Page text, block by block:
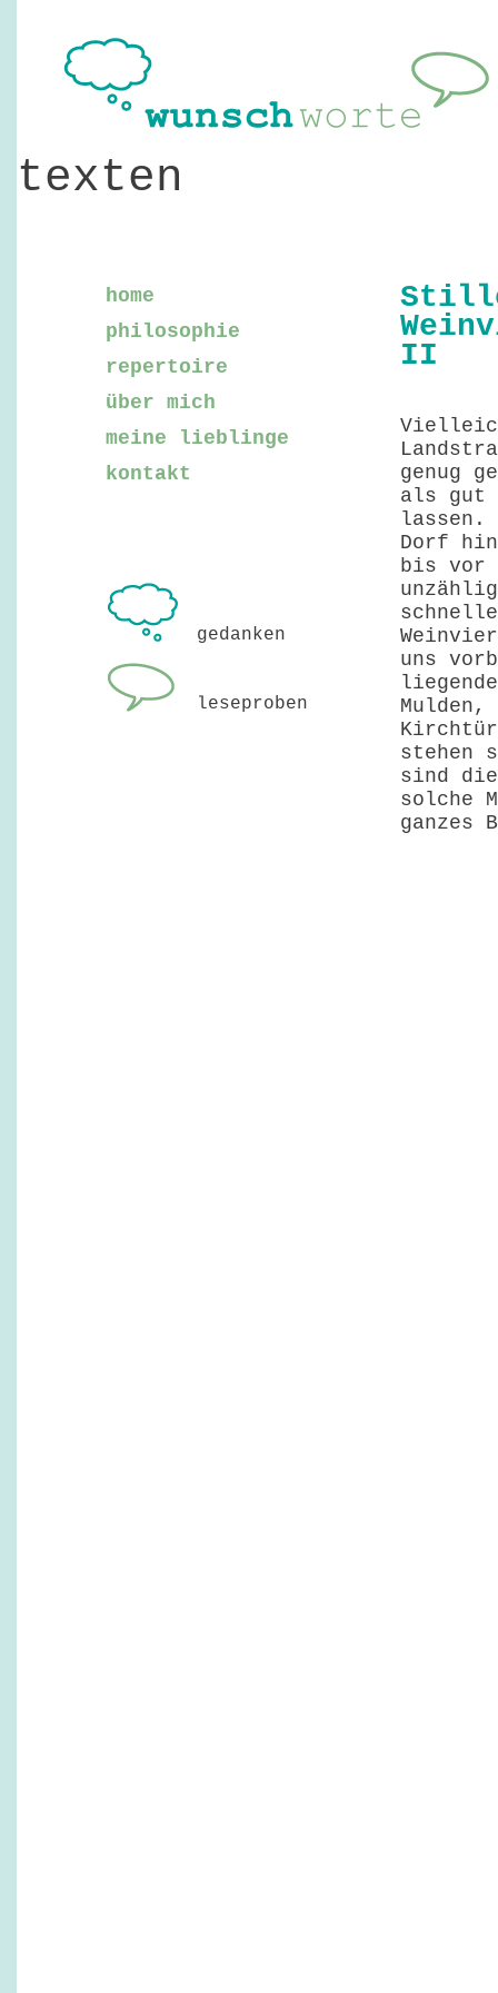
texten
home
philosophie
repertoire
über mich
meine lieblinge
kontakt
gedanken
leseproben
II
genug
als gut
lassen.
Dorf
bis vor
uns
stehen
sind
solche
ganzes